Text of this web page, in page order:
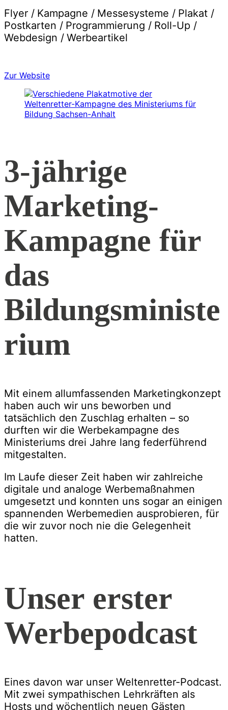
Flyer / Kampagne / Messesysteme / Plakat /
Postkarten / Programmierung / Roll-Up /
Webdesign / Werbeartikel
Zur Website
3-jährige
Marketing-
Kampagne für
das
Bildungsministe
rium
Mit einem allumfassenden Marketingkonzept
haben auch wir uns beworben und
tatsächlich den Zuschlag erhalten – so
durften wir die Werbekampagne des
Ministeriums drei Jahre lang federführend
mitgestalten.
Im Laufe dieser Zeit haben wir zahlreiche
digitale und analoge Werbemaßnahmen
umgesetzt und konnten uns sogar an einigen
spannenden Werbemedien ausprobieren, für
die wir zuvor noch nie die Gelegenheit
hatten.
Unser erster
Werbepodcast
Eines davon war unser Weltenretter-Podcast.
Mit zwei sympathischen Lehrkräften als
Hosts und wöchentlich neuen Gästen